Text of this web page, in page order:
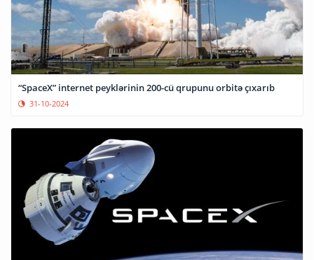
“SpaceX” internet peyklərinin 200-cü qrupunu orbitə çıxarıb
31-10-2024